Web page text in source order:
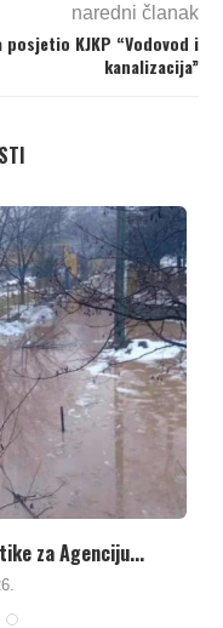
naredni članak
KJKP “Vodovod i
kanalizacija”
za Agenciju...